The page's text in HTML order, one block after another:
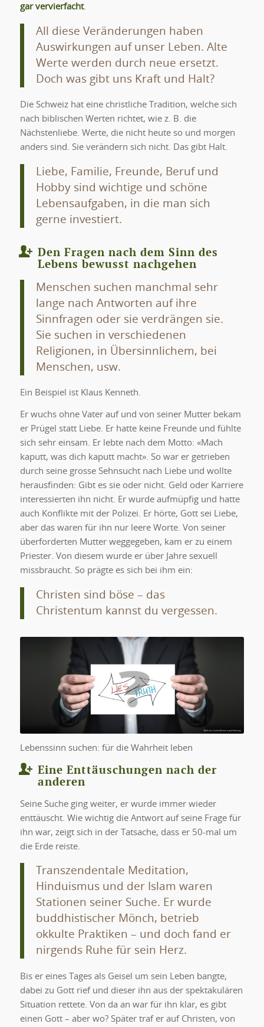
gar vervierfacht.
All diese Veränderungen haben
Auswirkungen auf unser Leben. Alte
Werte werden durch neue ersetzt.
Doch was gibt uns Kraft und Halt?
Die Schweiz hat eine christliche Tradition, welche sich
nach biblischen Werten richtet, wie z. B. die
Nächstenliebe. Werte, die nicht heute so und morgen
anders sind. Sie verändern sich nicht. Das gibt Halt.
Liebe, Familie, Freunde, Beruf und
Hobby sind wichtige und schöne
Lebensaufgaben, in die man sich
gerne investiert.
Den Fragen nach dem Sinn des
Lebens bewusst nachgehen
Menschen suchen manchmal sehr
lange nach Antworten auf ihre
Sinnfragen oder sie verdrängen sie.
Sie suchen in verschiedenen
Religionen, in Übersinnlichem, bei
Menschen, usw.
Ein Beispiel ist Klaus Kenneth.
Er wuchs ohne Vater auf und von seiner Mutter bekam
er Prügel statt Liebe. Er hatte keine Freunde und fühlte
sich sehr einsam. Er lebte nach dem Motto: «Mach
kaputt, was dich kaputt macht». So war er getrieben
durch seine grosse Sehnsucht nach Liebe und wollte
herausfinden: Gibt es sie oder nicht. Geld oder Karriere
interessierten ihn nicht. Er wurde aufmüpfig und hatte
auch Konflikte mit der Polizei. Er hörte, Gott sei Liebe,
aber das waren für ihn nur leere Worte. Von seiner
überforderten Mutter weggegeben, kam er zu einem
Priester. Von diesem wurde er über Jahre sexuell
missbraucht. So prägte es sich bei ihm ein:
Christen sind böse – das
Christentum kannst du vergessen.
Lebenssinn suchen: für die
Wahrheit leben
Lebenssinn suchen: für die Wahrheit leben
Eine Enttäuschungen nach der
anderen
Seine Suche ging weiter, er wurde immer wieder
enttäuscht. Wie wichtig die Antwort auf seine Frage für
ihn war, zeigt sich in der Tatsache, dass er 50-mal um
die Erde reiste.
Transzendentale Meditation,
Hinduismus und der Islam waren
Stationen seiner Suche. Er wurde
buddhistischer Mönch, betrieb
okkulte Praktiken – und doch fand er
nirgends Ruhe für sein Herz.
Bis er eines Tages als Geisel um sein Leben bangte,
dabei zu Gott rief und dieser ihn aus der spektakulären
Situation rettete. Von da an war für ihn klar, es gibt
einen Gott – aber wo? Später traf er auf Christen, von